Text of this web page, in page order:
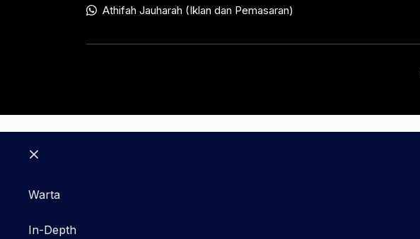
Athifah Jauharah (Iklan dan Pemasaran)
Warta
In-Depth